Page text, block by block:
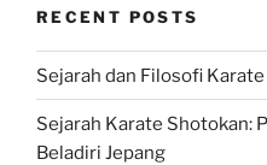
RECENT POSTS
Sejarah dan Filosofi Karate
Sejarah Karate Shotokan:
Beladiri Jepang